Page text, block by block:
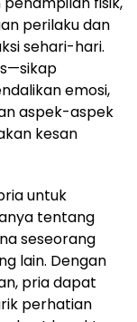
perilaku dan
sehari-hari.
emosi,
aspek-aspek
kesan
untuk
tentang
seseorang
lain. Dengan
pria dapat
perhatian